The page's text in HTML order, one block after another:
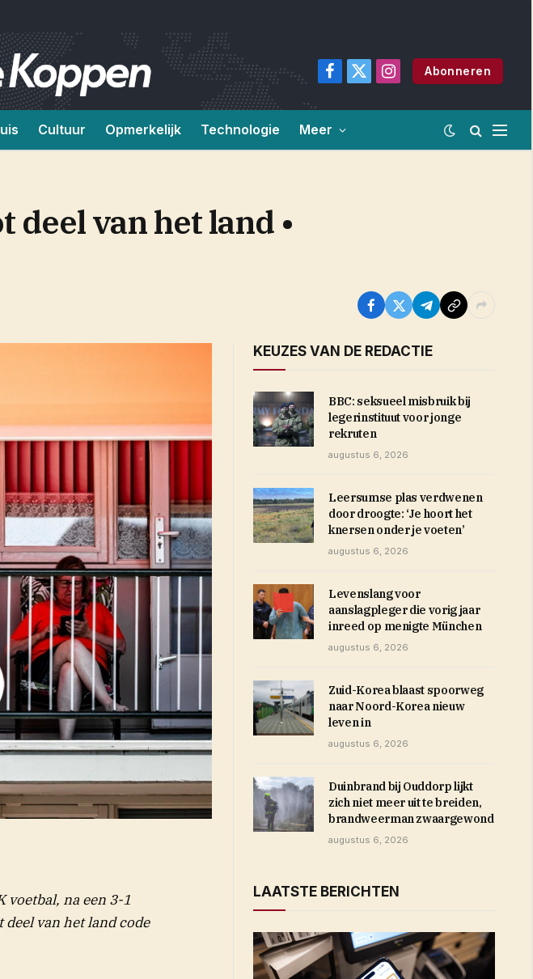
Facebook
X
Instagram
Abonneren
Cultuur Opmerkelijk Technologie Meer
van het land •
voetbal, na een 3-1
van het land code
KEUZES VAN DE REDACTIE
BBC: seksueel misbruik bij
legerinstituut voor jonge
rekruten
augustus 6, 2026
Leersumse plas verdwenen
door droogte: ‘Je hoort het
knersen onder je voeten’
augustus 6, 2026
Levenslang voor
aanslagpleger die vorig jaar
inreed op menigte München
augustus 6, 2026
Zuid-Korea blaast spoorweg
naar Noord-Korea nieuw
leven in
augustus 6, 2026
Duinbrand bij Ouddorp lijkt
zich niet meer uit te breiden,
brandweerman zwaargewond
augustus 6, 2026
LAATSTE BERICHTEN